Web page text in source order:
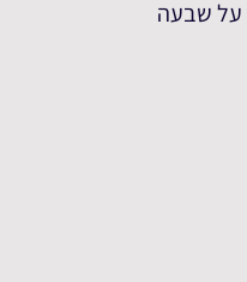
על שבעה